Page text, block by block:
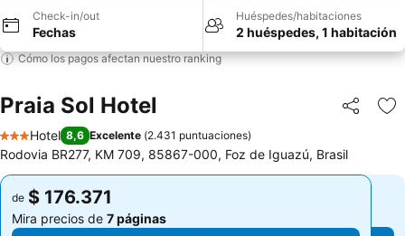
Check-in/out
Fechas
Huéspedes/habitaciones
2 huéspedes, 1 habitación
Cómo los pagos afectan nuestro ranking
Praia Sol Hotel Compartir
3 Estrellas
Hotel 8,6 Excelente (2.431 puntuaciones)
Rodovia BR277, KM 709, 85867-000, Foz de Iguazú, Brasil
de $ 176.371
Mira precios de 7 páginas
de $ 176.371
Mira precios de 7 páginas